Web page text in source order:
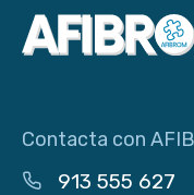
Contacta con
913 555 627